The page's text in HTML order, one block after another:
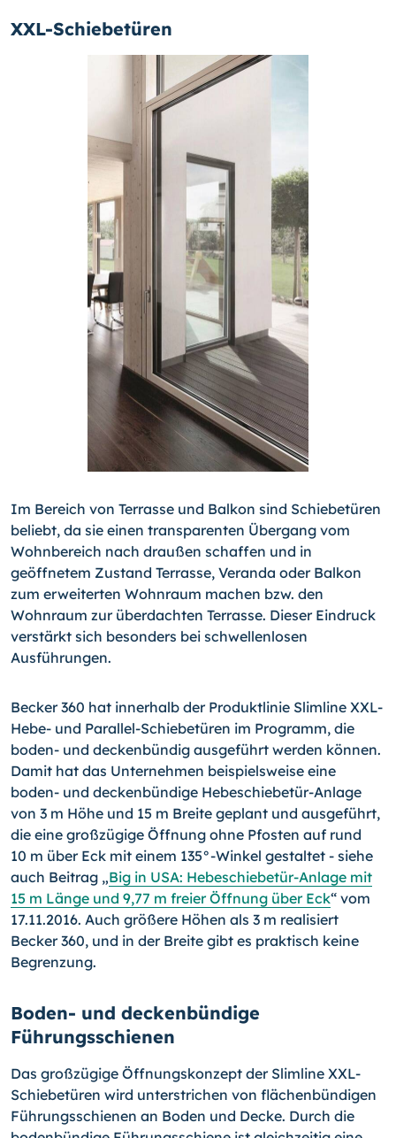
XXL-Schiebetüren
Im Bereich von Terrasse und Balkon sind Schiebetüren
beliebt, da sie einen transparenten Übergang vom
Wohnbereich nach draußen schaffen und in
geöffnetem Zustand Terrasse, Veranda oder Balkon
zum erweiterten Wohnraum machen bzw. den
Wohnraum zur überdachten Terrasse. Dieser Eindruck
verstärkt sich besonders bei schwellenlosen
Ausführungen.
Becker 360 hat innerhalb der Produktlinie Slimline XXL-
Hebe- und Parallel-Schiebetüren im Programm, die
boden- und deckenbündig ausgeführt werden können.
Damit hat das Unternehmen beispielsweise eine
boden- und deckenbündige Hebeschiebetür-Anlage
von 3 m Höhe und 15 m Breite geplant und ausgeführt,
die eine großzügige Öffnung ohne Pfosten auf rund
10 m über Eck mit einem 135°-Winkel gestaltet - siehe
auch Beitrag „Big in USA: Hebeschiebetür-Anlage mit
15 m Länge und 9,77 m freier Öffnung über Eck“ vom
17.11.2016. Auch größere Höhen als 3 m realisiert
Becker 360, und in der Breite gibt es praktisch keine
Begrenzung.
Boden- und deckenbündige
Führungsschienen
Das großzügige Öffnungskonzept der Slimline XXL-
Schiebetüren wird unterstrichen von flächenbündigen
Führungsschienen an Boden und Decke. Durch die